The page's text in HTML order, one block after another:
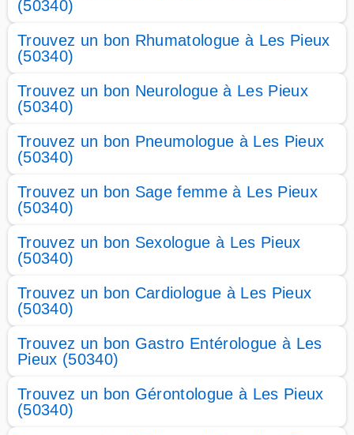
(50340)
Trouvez un bon Rhumatologue à Les Pieux
(50340)
Trouvez un bon Neurologue à Les Pieux
(50340)
Trouvez un bon Pneumologue à Les Pieux
(50340)
Trouvez un bon Sage femme à Les Pieux
(50340)
Trouvez un bon Sexologue à Les Pieux
(50340)
Trouvez un bon Cardiologue à Les Pieux
(50340)
Trouvez un bon Gastro Entérologue à Les
Pieux (50340)
Trouvez un bon Gérontologue à Les Pieux
(50340)